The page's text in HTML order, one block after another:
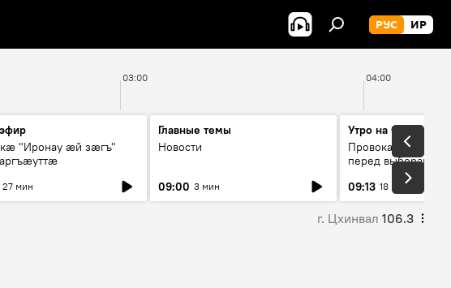
РУС ИР
03:00 04:00
"Иронау ӕй зӕгъ"
27 мин
Главные темы
Новости
09:00 3 мин
Утро на Спутнике
Провокации со
перед выборами в
09:13 18 мин
г. Цхинвал 106.3